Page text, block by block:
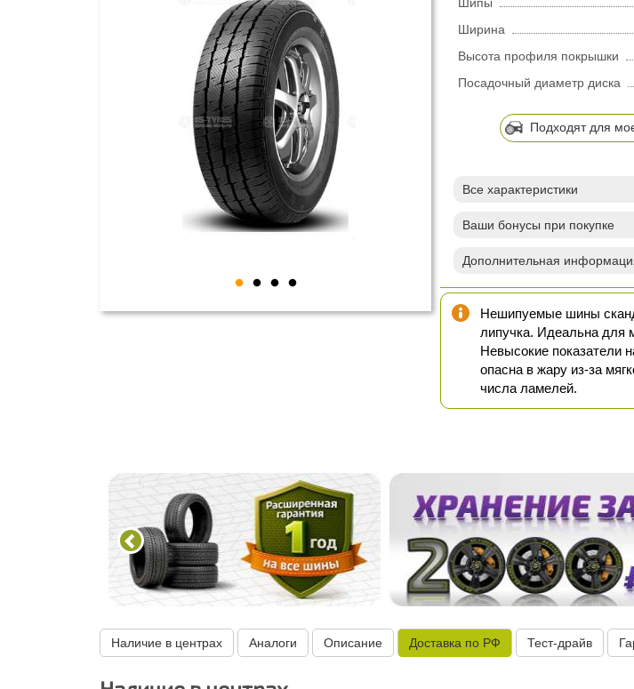
Ширина
Высота профиля покрышки
Посадочный диаметр диска
Подходят для
Все характеристики
Ваши бонусы при покупке
Дополнительная
Нешипуемые шины
липучка. Идеальна для
Невысокие показатели
опасна в жару из-за
числа ламелей.
Наличие в центрах Аналоги Описание Доставка по РФ Тест-драйв